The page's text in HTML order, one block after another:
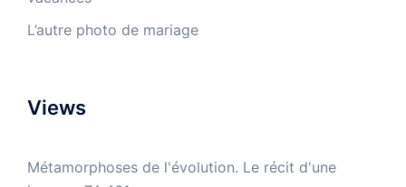
L’autre photo de mariage
Views
Métamorphoses de l'évolution. Le récit d'une